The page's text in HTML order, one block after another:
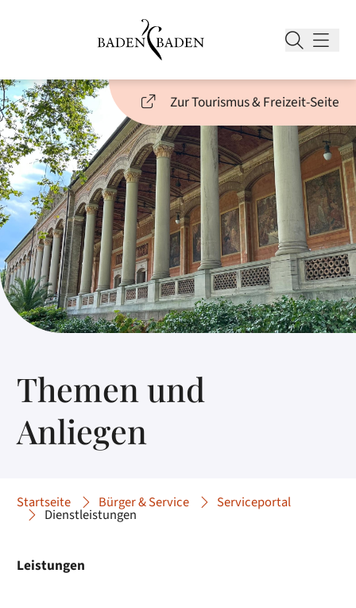
Zur Tourismus & Freizeit-Seite
Themen und
Anliegen
Startseite Bürger & Service Serviceportal
Dienstleistungen
Leistungen